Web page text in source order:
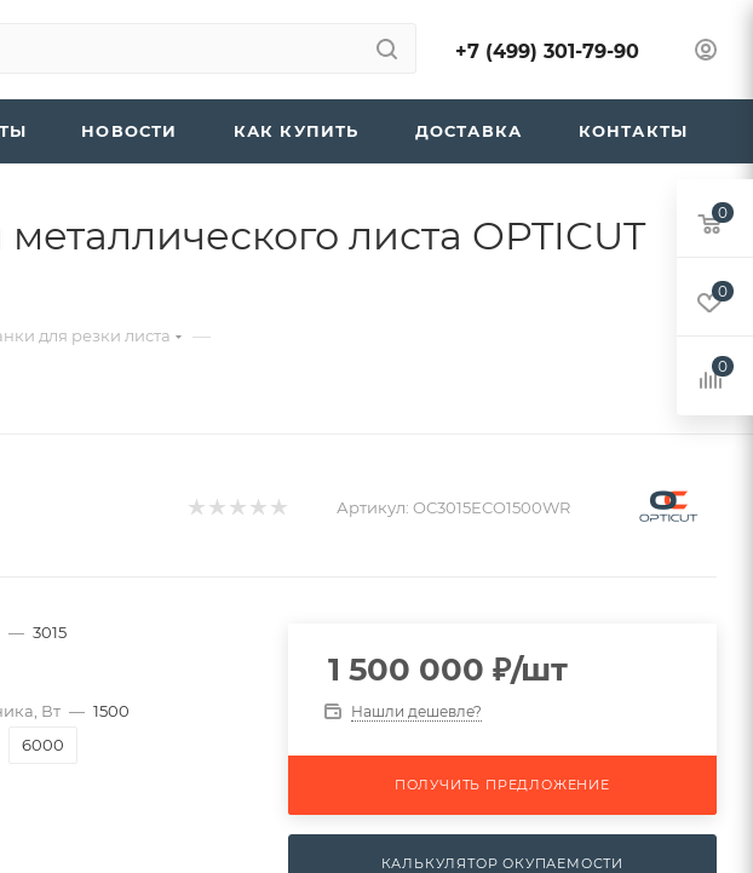
+7 (499) 301-79-90
НОВОСТИ КАК КУПИТЬ ДОСТАВКА КОНТАКТЫ
листа OPTICUT
для резки листа —
Артикул: OC3015ECO1500WR
— 3015
Вт — 1500
6000
1 500 000 ₽/шт
Нашли дешевле?
ПОЛУЧИТЬ ПРЕДЛОЖЕНИЕ
КАЛЬКУЛЯТОР ОКУПАЕМОСТИ
0
0
0